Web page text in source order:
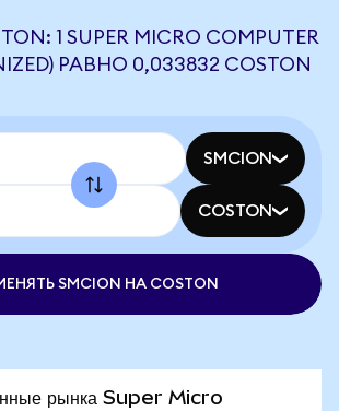
1 SUPER MICRO COMPUTER
РАВНО 0,033832 COSTON
SMCION
COSTON
SMCION НА COSTON
рынка Super Micro